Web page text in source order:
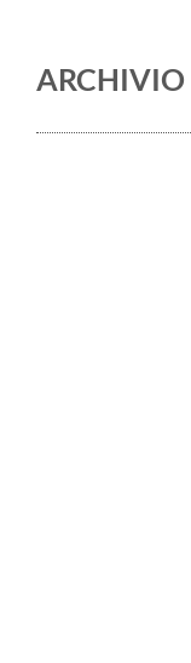
ARCHIVIO